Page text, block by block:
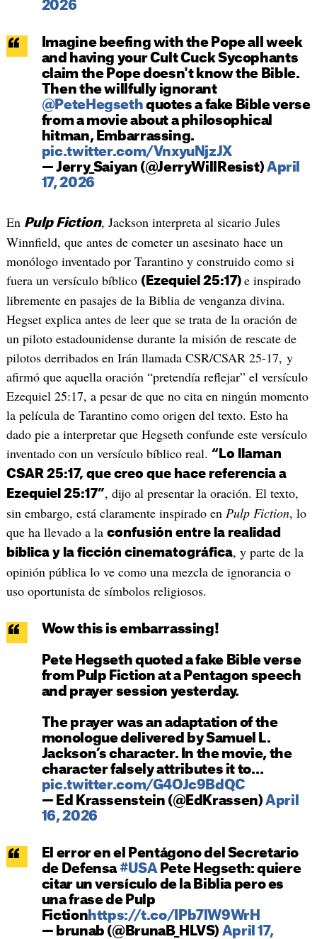
2026
Imagine beefing with the Pope all week
and having your Cult Cuck Sycophants
claim the Pope doesn't know the Bible.
Then the willfully ignorant
@PeteHegseth quotes a fake Bible verse
from a movie about a philosophical
hitman, Embarrassing.
pic.twitter.com/VnxyuNjzJX
— Jerry_Saiyan (@JerryWillResist) April
17, 2026
En Pulp Fiction, Jackson interpreta al sicario Jules
Winnfield, que antes de cometer un asesinato hace un
monólogo inventado por Tarantino y construido como si
fuera un versículo bíblico (Ezequiel 25:17) e inspirado
libremente en pasajes de la Biblia de venganza divina.
Hegset explica antes de leer que se trata de la oración de
un piloto estadounidense durante la misión de rescate de
pilotos derribados en Irán llamada CSR/CSAR 25-17, y
afirmó que aquella oración “pretendía reflejar” el versículo
Ezequiel 25:17, a pesar de que no cita en ningún momento
la película de Tarantino como origen del texto. Esto ha
dado pie a interpretar que Hegseth confunde este versículo
inventado con un versículo bíblico real. “Lo llaman
CSAR 25:17, que creo que hace referencia a
Ezequiel 25:17”, dijo al presentar la oración. El texto,
sin embargo, está claramente inspirado en Pulp Fiction, lo
que ha llevado a la confusión entre la realidad
bíblica y la ficción cinematográfica, y parte de la
opinión pública lo ve como una mezcla de ignorancia o
uso oportunista de símbolos religiosos.
Wow this is embarrassing!
Pete Hegseth quoted a fake Bible verse
from Pulp Fiction at a Pentagon speech
and prayer session yesterday.
The prayer was an adaptation of the
monologue delivered by Samuel L.
Jackson’s character. In the movie, the
character falsely attributes it to…
pic.twitter.com/G4OJc9BdQC
— Ed Krassenstein (@EdKrassen)April
16, 2026
El error en el Pentágono del Secretario
de Defensa #USAPete Hegseth: quiere
citar un versículo de la Biblia pero es
una frase de Pulp
Fiction https://t.co/IPb7lW9WrH
— brunab (@BrunaB_HLVS) April 17,